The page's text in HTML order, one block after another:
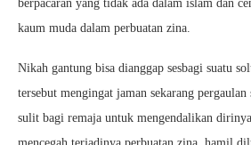
berpacaran yang tidak ada dalam islam dan
kaum muda dalam perbuatan zina.
Nikah gantung bisa dianggap sesbagi suatu
tersebut mengingat jaman sekarang pergaulan
sulit bagi remaja untuk mengendalikan